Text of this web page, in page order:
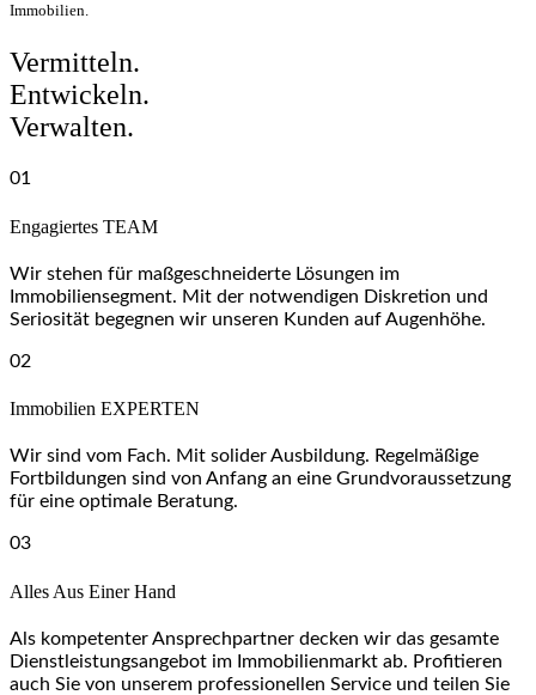
Immobilien.
Vermitteln.
Entwickeln.
Verwalten.
01
Engagiertes TEAM
Wir stehen für maßgeschneiderte Lösungen im
Immobiliensegment. Mit der notwendigen Diskretion und
Seriosität begegnen wir unseren Kunden auf Augenhöhe.
02
Immobilien EXPERTEN
Wir sind vom Fach. Mit solider Ausbildung. Regelmäßige
Fortbildungen sind von Anfang an eine Grundvoraussetzung
für eine optimale Beratung.
03
Alles Aus Einer Hand
Als kompetenter Ansprechpartner decken wir das gesamte
Dienstleistungsangebot im Immobilienmarkt ab. Profitieren
auch Sie von unserem professionellen Service und teilen Sie